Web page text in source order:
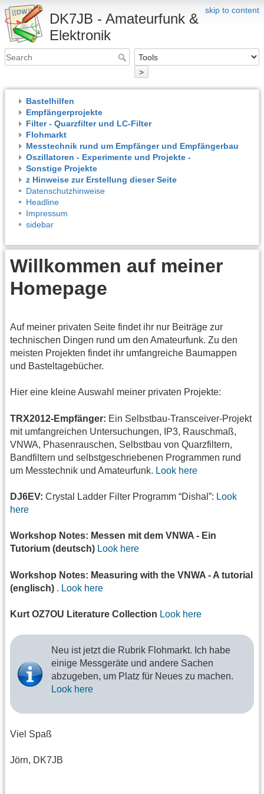
skip to content
DK7JB - Amateurfunk &
Elektronik
>
Bastelhilfen
Empfängerprojekte
Filter - Quarzfilter und LC-Filter
Flohmarkt
Messtechnik rund um Empfänger und Empfängerbau
Oszillatoren - Experimente und Projekte -
Sonstige Projekte
z Hinweise zur Erstellung dieser Seite
Datenschutzhinweise
Headline
Impressum
sidebar
Willkommen auf meiner
Homepage
Auf meiner privaten Seite findet ihr nur Beiträge zur
technischen Dingen rund um den Amateurfunk. Zu den
meisten Projekten findet ihr umfangreiche Baumappen
und Basteltagebücher.
Hier eine kleine Auswahl meiner privaten Projekte:
TRX2012-Empfänger: Ein Selbstbau-Transceiver-Projekt
mit umfangreichen Untersuchungen, IP3, Rauschmaß,
VNWA, Phasenrauschen, Selbstbau von Quarzfiltern,
Bandfiltern und selbstgeschriebenen Programmen rund
um Messtechnik und Amateurfunk. Look here
DJ6EV: Crystal Ladder Filter Programm “Dishal”: Look
here
Workshop Notes: Messen mit dem VNWA - Ein
Tutorium (deutsch) Look here
Workshop Notes: Measuring with the VNWA - A tutorial
(englisch) . Look here
Kurt OZ7OU Literature Collection Look here
Neu ist jetzt die Rubrik Flohmarkt. Ich habe
einige Messgeräte und andere Sachen
abzugeben, um Platz für Neues zu machen.
Look here
Viel Spaß
Jörn, DK7JB